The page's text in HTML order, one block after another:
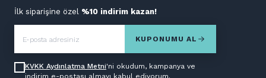
İlk siparişine özel %10 indirim kazan!
KUPONUMU AL
KVKK Aydınlatma Metni'ni okudum, kampanya ve